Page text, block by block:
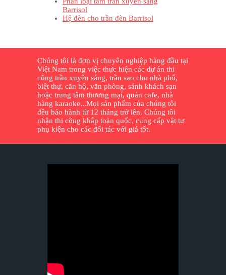
Barrisol
Hệ đèn cho trần đèn Barrisol
Chúng tôi là đơn vị chuyên nghiệp hàng đầu tại
Việt Nam trong việc thực hiện các dự án thi
công trần xuyên sáng, trần sao cho nhà phố,
biệt thự, căn hộ, văn phòng, sảnh khách sạn
hoặc trung tâm thương mại, quán cafe, nhà
hàng karaoke...Mọi sản phẩm của chúng tôi
đều bảo hành từ 12 tháng trở lên. Chúng tôi
nhận thi công khắp toàn quốc, cung cấp vật tư
phụ kiện cho các đối tác với giá tốt.